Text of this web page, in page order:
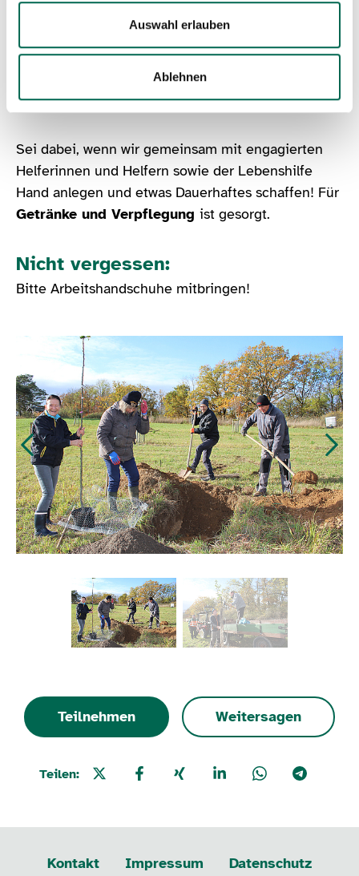
Auswahl erlauben
Ablehnen
Dank einer großzügigen Ausgleichspflanzung der
Firma ATC können wir27 neue Bäume und deren
Beitrag für mehr Artenvielfalt und ein gesundes
Landschaftsbild.
Sei dabei, wenn wir gemeinsam mit engagierten
Helferinnen und Helfern sowie der Lebenshilfe
Hand anlegen und etwas Dauerhaftes schaffen! Für
Getränke und Verpflegung ist gesorgt.
Nicht vergessen:
Bitte Arbeitshandschuhe mitbringen!
Teilnehmen Weitersagen
Teilen:
Kontakt Impressum Datenschutz